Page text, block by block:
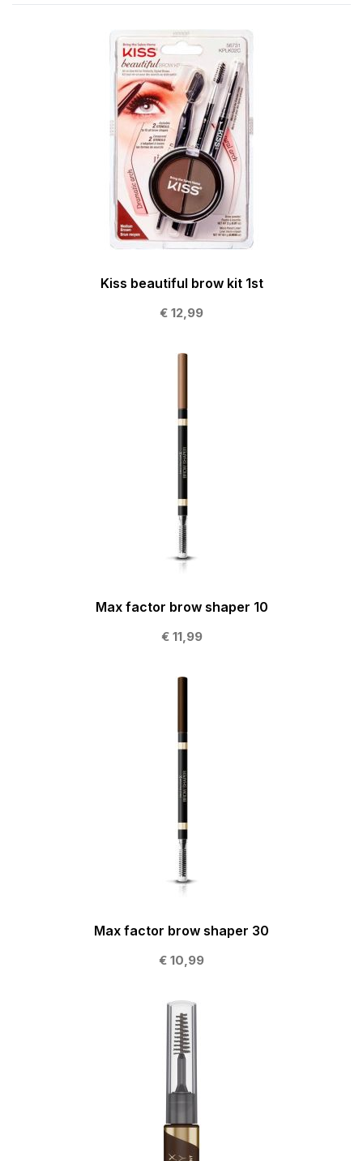
Kiss beautiful brow kit 1st
€ 12,99
Max factor brow shaper 10
€ 11,99
Max factor brow shaper 30
€ 10,99